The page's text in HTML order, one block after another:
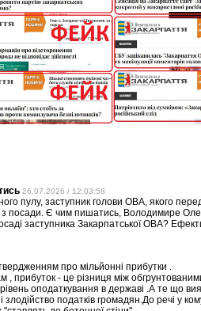
26.07.2026 / 12:03:58
пулу, заступник голови ОВА, якого
з посади. Є чим пишатись, Володимире
заступника Закарпатської ОВА?
про мільйонні прибутки .
, прибуток - це різниця між
оподаткування в державі .А те що
злодійство податків громадян.До речі у